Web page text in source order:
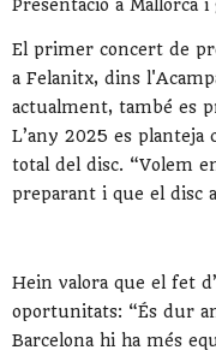
Presentació a Mallorca
El primer concert de
a Felanitx, dins
actualment, també es
L’any 2025 es planteja
total del disc. “Volem
preparant i que el disc
Hein valora que el fet
oportunitats: “És dur
Barcelona hi ha més